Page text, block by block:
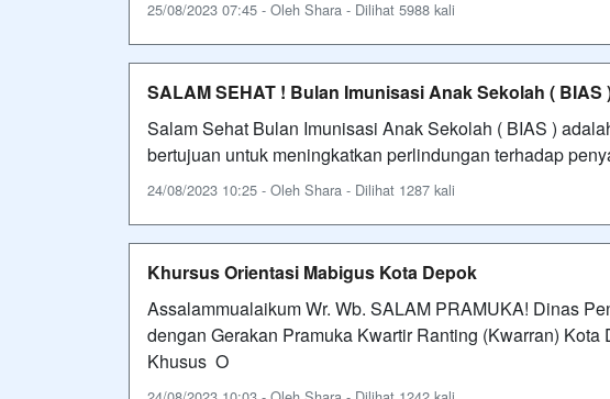
25/08/2023 07:45 - Oleh Shara - Dilihat 5988 kali
SALAM SEHAT ! Bulan Imunisasi Anak Sekolah ( BIAS
Salam Sehat Bulan Imunisasi Anak Sekolah ( BIAS )
bertujuan untuk meningkatkan perlindungan terhadap
24/08/2023 10:25 - Oleh Shara - Dilihat 1287 kali
Khursus Orientasi Mabigus Kota Depok
Assalammualaikum Wr. Wb. SALAM PRAMUKA! Dinas
dengan Gerakan Pramuka Kwartir Ranting (Kwarran)
Khusus O